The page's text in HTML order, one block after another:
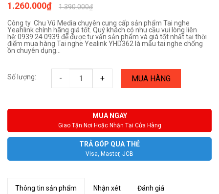
1.390.000₫
1.260.000₫
Công ty Chu Vũ Media chuyên cung cấp sản phẩm Tai nghe
Yeahlink chính hãng giá tốt. Quý khách có nhu cầu vui lòng liên
hệ: 0939 24 0939 để được tư vấn sản phẩm và giá tốt nhất tại thời
điểm mua hàng Tai nghe Yealink YHD362 là mẫu tai nghe chống
ồn chuyên dụng...
Số lượng: - + MUA HÀNG
MUA NGAY
Giao Tận Nơi Hoặc Nhận Tại Cửa Hàng
TRẢ GÓP QUA THẺ
Visa, Master, JCB
Thông tin sản phẩm Nhận xét Đánh giá